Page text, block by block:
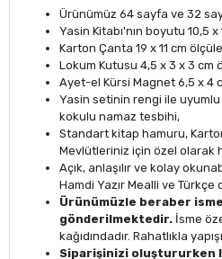
Ürünümüz 64 sayfa ve 32
Yasin Kitabı'nın boyutu 10,5
Karton Çanta 19 x 11 cm
Lokum Kutusu 4,5 x 3 x 3 cm
Ayet-el Kürsi Magnet 6,5 x 4
Yasin setinin rengi ile
kokulu namaz tesbihi,
Standart kitap hamuru, Karton
Mevlütleriniz için özel olarak
Açık, anlaşılır ve kolay
Hamdi Yazır Mealli ve Türkçe
Ürünümüzle beraber
gönderilmektedir. İsme
kağıdındadır. Rahatlıkla
Siparişinizi oluştururken